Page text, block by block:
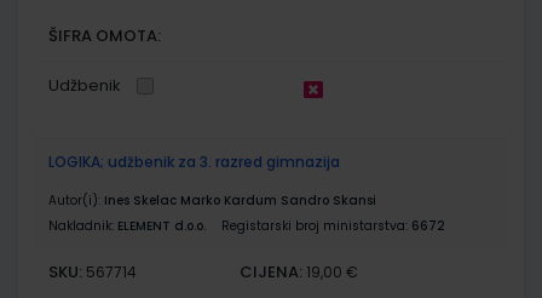
ŠIFRA OMOTA:
Udžbenik
LOGIKA; udžbenik za 3. razred gimnazija
Autor(i): Ines Skelac Marko Kardum Sandro Skansi
Nakladnik: ELEMENT d.o.o. Registarski broj ministarstva: 6672
SKU: 567714 CIJENA: 19,00 €